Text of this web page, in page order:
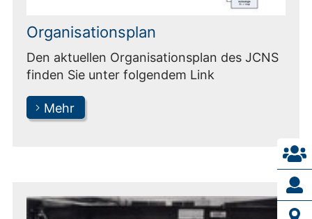
Organisationsplan
Den aktuellen Organisationsplan des JCNS
finden Sie unter folgendem Link
Mehr